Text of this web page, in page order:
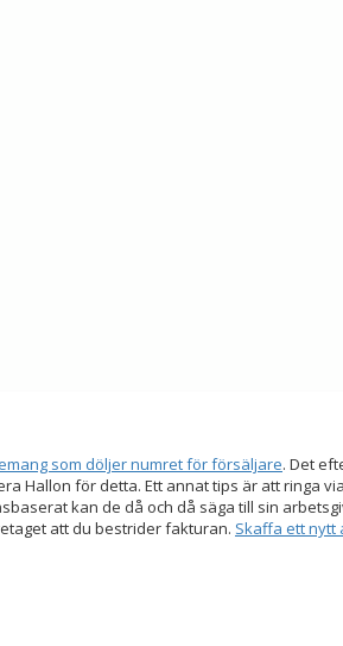
som döljer numret för försäljare. Det
Hallon för detta. Ett annat tips är att ringa
kan de då och då säga till sin
att du bestrider fakturan. Skaffa ett nytt